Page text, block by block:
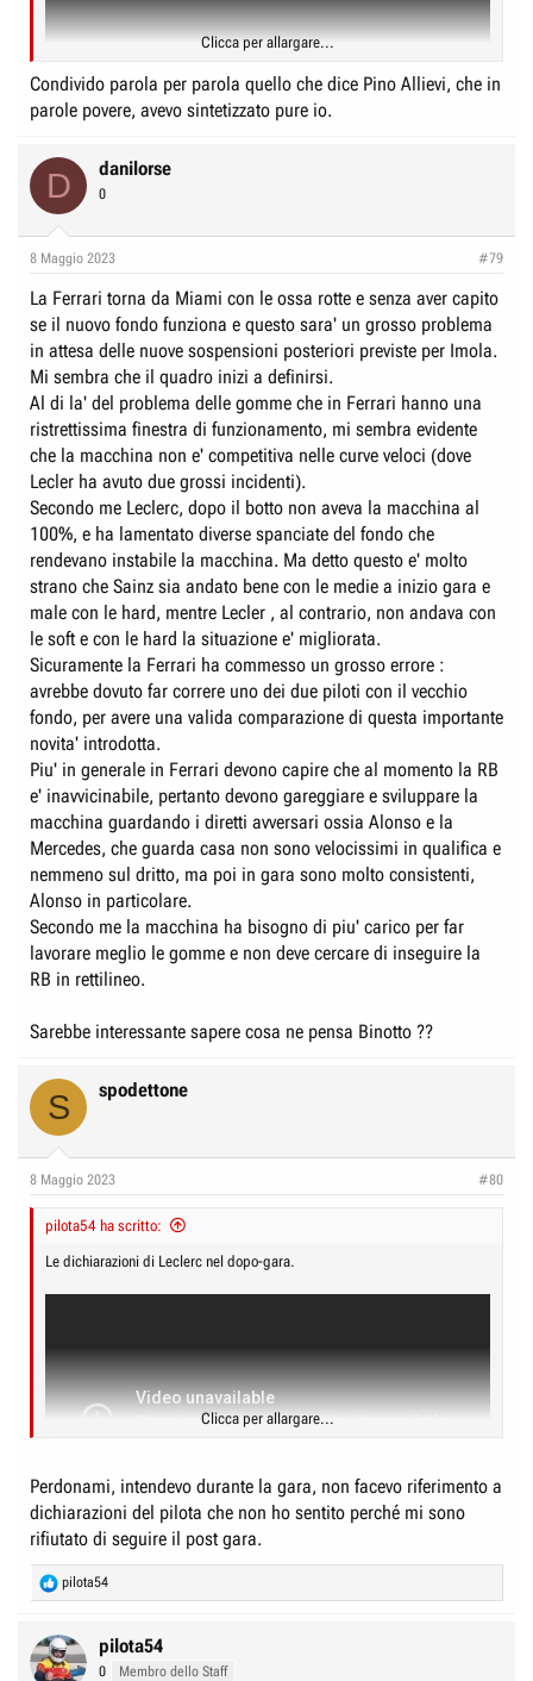
Clicca per allargare...
Condivido parola per parola quello che dice Pino Allievi, che in
parole povere, avevo sintetizzato pure io.
D danilorse
0
8 Maggio 2023 #79
La Ferrari torna da Miami con le ossa rotte e senza aver capito
se il nuovo fondo funziona e questo sara' un grosso problema
in attesa delle nuove sospensioni posteriori previste per Imola.
Mi sembra che il quadro inizi a definirsi.
Al di la' del problema delle gomme che in Ferrari hanno una
ristrettissima finestra di funzionamento, mi sembra evidente
che la macchina non e' competitiva nelle curve veloci (dove
Lecler ha avuto due grossi incidenti).
Secondo me Leclerc, dopo il botto non aveva la macchina al
100%, e ha lamentato diverse spanciate del fondo che
rendevano instabile la macchina. Ma detto questo e' molto
strano che Sainz sia andato bene con le medie a inizio gara e
male con le hard, mentre Lecler , al contrario, non andava con
le soft e con le hard la situazione e' migliorata.
Sicuramente la Ferrari ha commesso un grosso errore :
avrebbe dovuto far correre uno dei due piloti con il vecchio
fondo, per avere una valida comparazione di questa importante
novita' introdotta.
Piu' in generale in Ferrari devono capire che al momento la RB
e' inavvicinabile, pertanto devono gareggiare e sviluppare la
macchina guardando i diretti avversari ossia Alonso e la
Mercedes, che guarda casa non sono velocissimi in qualifica e
nemmeno sul dritto, ma poi in gara sono molto consistenti,
Alonso in particolare.
Secondo me la macchina ha bisogno di piu' carico per far
lavorare meglio le gomme e non deve cercare di inseguire la
RB in rettilineo.
Sarebbe interessante sapere cosa ne pensa Binotto ??
S spodettone
8 Maggio 2023 #80
pilota54 ha scritto:
Le dichiarazioni di Leclerc nel dopo-gara.
Clicca per allargare...
Perdonami, intendevo durante la gara, non facevo riferimento a
dichiarazioni del pilota che non ho sentito perché mi sono
rifiutato di seguire il post gara.
R
e
c
t
pilota54
pilota54
0 Membro dello Staff